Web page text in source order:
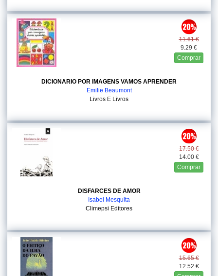
11.61 €
9.29 €
Comprar
DICIONARIO POR IMAGENS VAMOS APRENDER
Emilie Beaumont
Livros E Livros
17.50 €
14.00 €
Comprar
DISFARCES DE AMOR
Isabel Mesquita
Climepsi Editores
15.65 €
12.52 €